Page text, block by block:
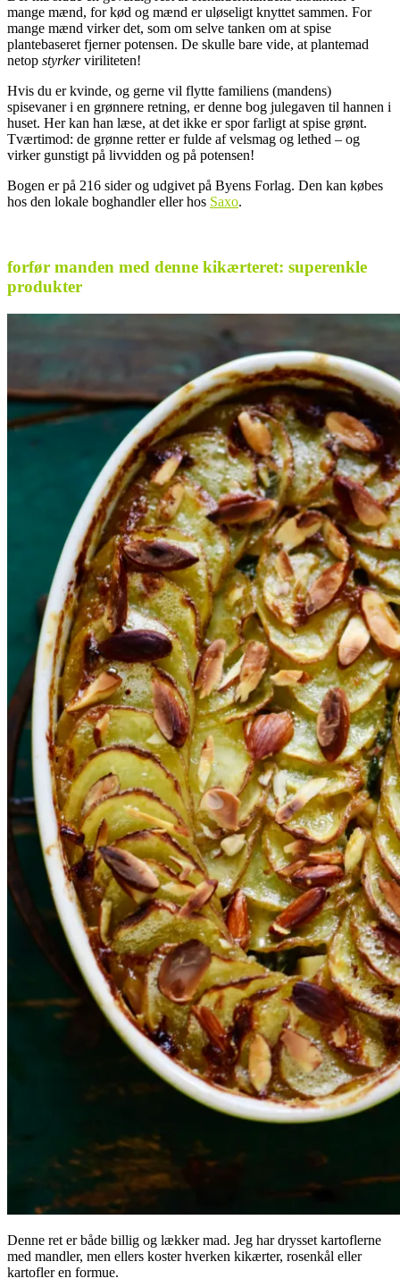
mange mænd, for kød og mænd er uløseligt knyttet sammen. For
mange mænd virker det, som om selve tanken om at spise
plantebaseret fjerner potensen. De skulle bare vide, at plantemad
netop styrkerviriliteten!
Hvis du er kvinde, og gerne vil flytte familiens (mandens)
spisevaner i en grønnere retning, er denne bog julegaven til hannen i
huset. Her kan han læse, at det ikke er spor farligt at spise grønt.
Tværtimod: de grønne retter er fulde af velsmag og lethed – og
virker gunstigt på livvidden og på potensen!
Bogen er på 216 sider og udgivet på Byens Forlag. Den kan købes
hos den lokale boghandler eller hos Saxo.
forfør manden med denne kikærteret: superenkle
produkter
Denne ret er både billig og lækker mad. Jeg har drysset kartoflerne
med mandler, men ellers koster hverken kikærter, rosenkål eller
kartofler en formue.